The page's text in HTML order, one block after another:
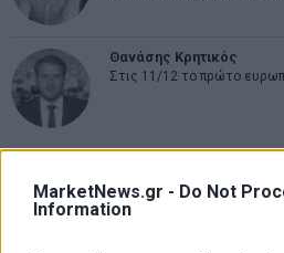
MarketNews.gr - Do Not
Information
Θανάσης Κρητικός
Στις 11/12 το πρώτο
ΕΤΙΚΕΤΕΣ
marketnews